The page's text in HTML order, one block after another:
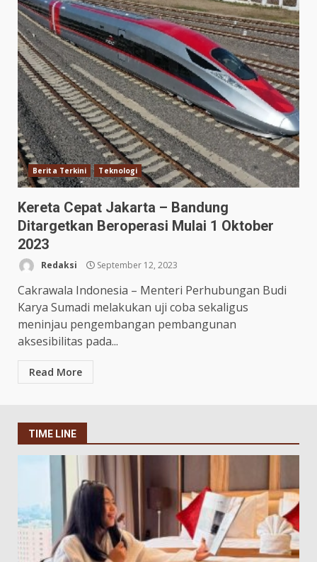
Berita Terkini Teknologi
Kereta Cepat Jakarta – Bandung
Ditargetkan Beroperasi Mulai 1 Oktober
2023
Redaksi September 12, 2023
Cakrawala Indonesia – Menteri Perhubungan Budi
Karya Sumadi melakukan uji coba sekaligus
meninjau pengembangan pembangunan
aksesibilitas pada...
Read More
TIME LINE